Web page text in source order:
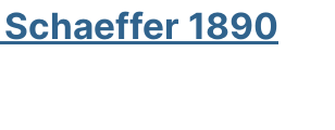
1890